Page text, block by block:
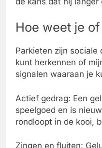
Hoe weet je
Parkieten zijn sociale
kunt herkennen of
signalen waaraan je
Actief gedrag: Een
speelgoed en is
rondloopt in de kooi,
Zingen en fluiten: